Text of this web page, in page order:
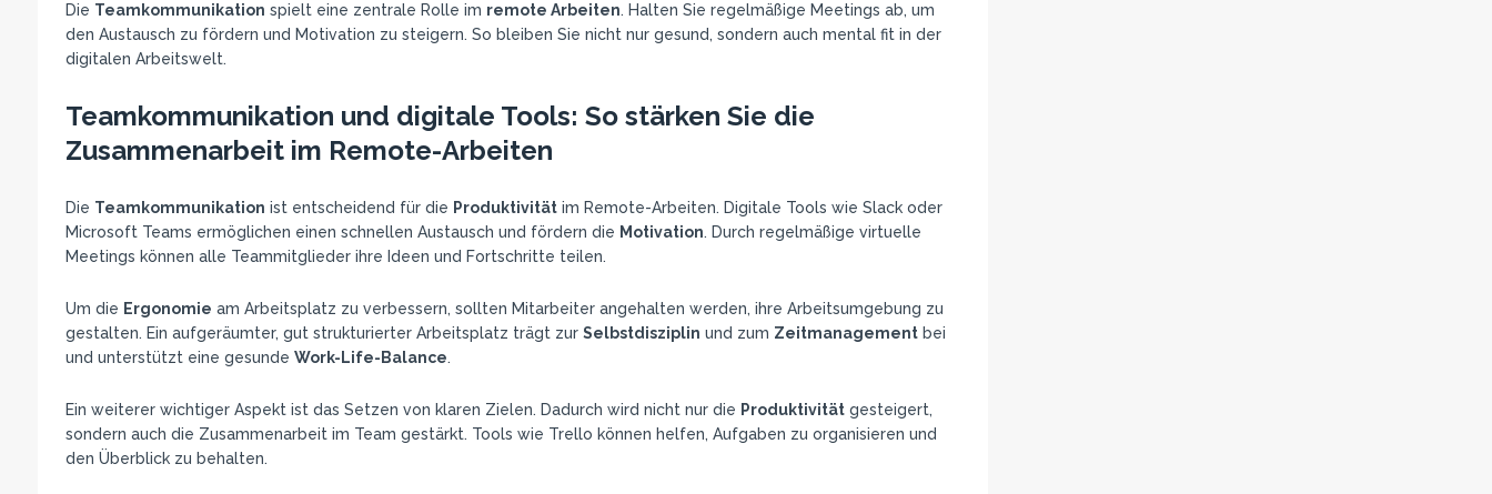
Die Teamkommunikation spielt eine zentrale Rolle im remote Arbeiten. Halten Sie regelmäßige Meetings ab, um
den Austausch zu fördern und Motivation zu steigern. So bleiben Sie nicht nur gesund, sondern auch mental fit in der
digitalen Arbeitswelt.
Teamkommunikation und digitale Tools: So stärken Sie die
Zusammenarbeit im Remote-Arbeiten
Die Teamkommunikation ist entscheidend für die Produktivitätim Remote-Arbeiten. Digitale Tools wie Slack oder
Microsoft Teams ermöglichen einen schnellen Austausch und fördern die Motivation. Durch regelmäßige virtuelle
Meetings können alle Teammitglieder ihre Ideen und Fortschritte teilen.
Um die Ergonomie am Arbeitsplatz zu verbessern, sollten Mitarbeiter angehalten werden, ihre Arbeitsumgebung zu
gestalten. Ein aufgeräumter, gut strukturierter Arbeitsplatz trägt zur Selbstdisziplin und zum Zeitmanagementbei
und unterstützt eine gesunde Work-Life-Balance.
Ein weiterer wichtiger Aspekt ist das Setzen von klaren Zielen. Dadurch wird nicht nur die Produktivitätgesteigert,
sondern auch die Zusammenarbeit im Team gestärkt. Tools wie Trello können helfen, Aufgaben zu organisieren und
den Überblick zu behalten.